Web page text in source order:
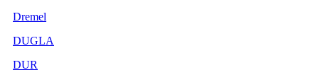
Dremel
DUGLA
DUR